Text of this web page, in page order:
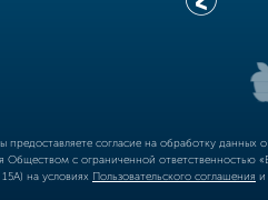
предоставляете согласие на обработку
Обществом с ограниченной
на условиях Пользовательского соглашения и